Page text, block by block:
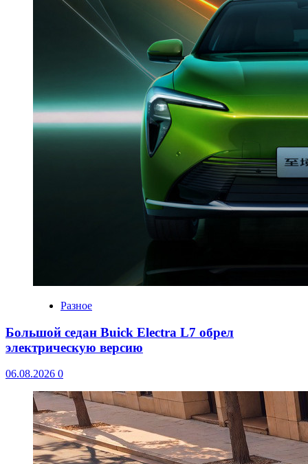
Разное
Большой седан Buick Electra L7 обрел
электрическую версию
06.08.2026 0